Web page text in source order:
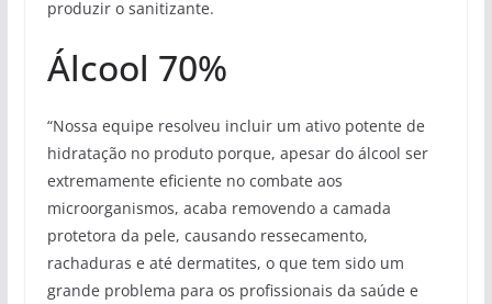
produzir o sanitizante.
Álcool 70%
“Nossa equipe resolveu incluir um ativo potente de
hidratação no produto porque, apesar do álcool ser
extremamente eficiente no combate aos
microorganismos, acaba removendo a camada
protetora da pele, causando ressecamento,
rachaduras e até dermatites, o que tem sido um
grande problema para os profissionais da saúde e